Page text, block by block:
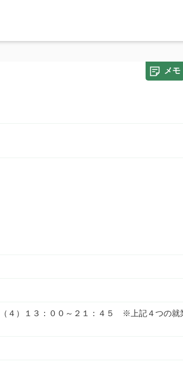
メモ
４）１３：００～２１：４５ ※上記４つの就